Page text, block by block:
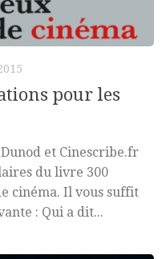
pour les
Dunod et Cinescribe.fr
du livre 300
cinéma. Il vous suffit
: Qui a dit...